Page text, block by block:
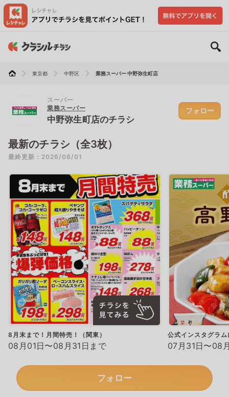
東京都 中野区 業務スーパー 中野弥生町店
スーパー
業務スーパー
中野弥生町店のチラシ
フォロー
最新のチラシ（全3枚）
最終更新：2026/08/01
8月末まで！月間特売！（関東）
08月01日〜08月31日まで
公式インスタグラ
07月31日〜08
フォロー